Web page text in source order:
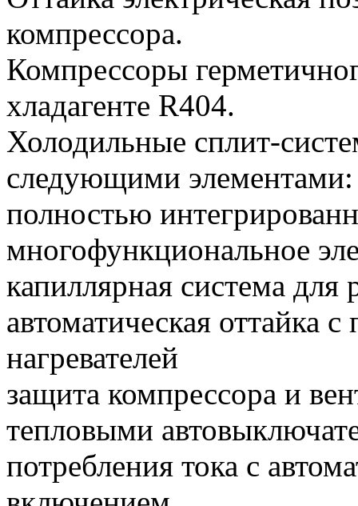
компрессора.
Компрессоры
хладагенте R404.
Холодильные сплит-
следующими элементами:
полностью
многофункциональное
капиллярная система для
автоматическая оттайка
нагревателей
защита компрессора и
тепловыми
потребления тока с